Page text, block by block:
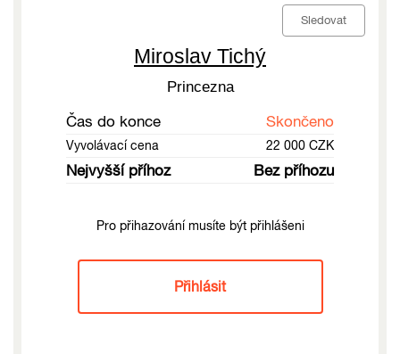
Sledovat
Miroslav Tichý
Princezna
Čas do konce Skončeno
Vyvolávací cena 22 000 CZK
Nejvyšší příhoz Bez příhozu
Pro přihazování musíte být přihlášeni
Přihlásit